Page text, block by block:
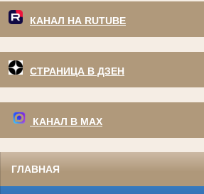
КАНАЛ НА RUTUBE
СТРАНИЦА В ДЗЕН
КАНАЛ В МАХ
ГЛАВНАЯ